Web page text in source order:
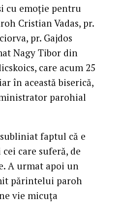
cu emoție pentru
Cristian Vadas, pr.
pr. Gajdos
Nagy Tibor din
care acum 25
în această biserică,
parohial
faptul că e
care suferă, de
A urmat apoi un
părintelui paroh
vie micuța